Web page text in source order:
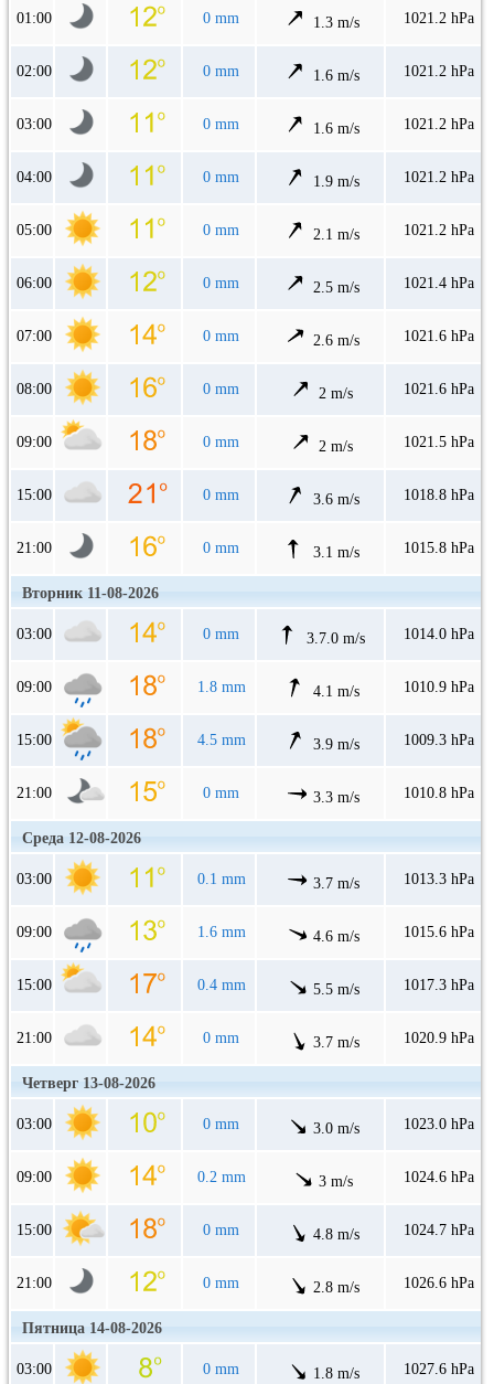
01:00 0 mm 1.3 m/s 1021.2 hPa
02:00 0 mm 1.6 m/s 1021.2 hPa
03:00 0 mm 1.6 m/s 1021.2 hPa
04:00 0 mm 1.9 m/s 1021.2 hPa
05:00 0 mm 2.1 m/s 1021.2 hPa
06:00 0 mm 2.5 m/s 1021.4 hPa
07:00 0 mm 2.6 m/s 1021.6 hPa
08:00 0 mm 2 m/s 1021.6 hPa
09:00 0 mm 2 m/s 1021.5 hPa
15:00 0 mm 3.6 m/s 1018.8 hPa
21:00 0 mm 3.1 m/s 1015.8 hPa
Вторник 11-08-2026
03:00 0 mm 3.7.0 m/s 1014.0 hPa
09:00 1.8 mm 4.1 m/s 1010.9 hPa
15:00 4.5 mm 3.9 m/s 1009.3 hPa
21:00 0 mm 3.3 m/s 1010.8 hPa
Среда 12-08-2026
03:00 0.1 mm 3.7 m/s 1013.3 hPa
09:00 1.6 mm 4.6 m/s 1015.6 hPa
15:00 0.4 mm 5.5 m/s 1017.3 hPa
21:00 0 mm 3.7 m/s 1020.9 hPa
Четверг 13-08-2026
03:00 0 mm 3.0 m/s 1023.0 hPa
09:00 0.2 mm 3 m/s 1024.6 hPa
15:00 0 mm 4.8 m/s 1024.7 hPa
21:00 0 mm 2.8 m/s 1026.6 hPa
Пятница 14-08-2026
03:00 0 mm 1.8 m/s 1027.6 hPa